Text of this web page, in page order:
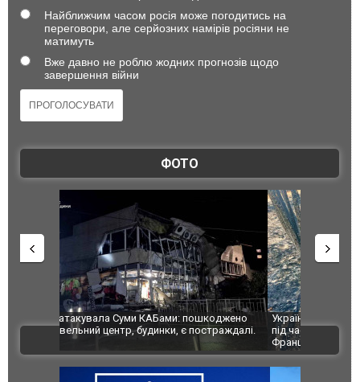
Найближчим часом росія може погодитись на
переговори, але серйозних намірів росіяни не
матимуть
Вже давно не роблю жодних прогнозів щодо
завершення війни
ФОТО
Українські надзвичайники врятували козуленя
під час ліквідації масштабної лісової пожежі у
Франції
СБУ за
Болгарії
ВІДЕО